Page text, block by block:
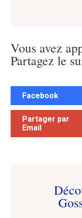
Vous avez
Partagez le
Facebook
Partager par
Email